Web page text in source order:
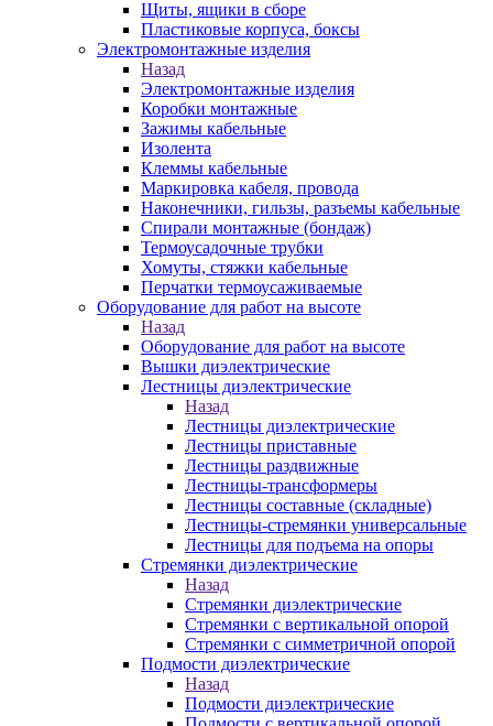
Щиты, ящики в сборе
Пластиковые корпуса, боксы
Электромонтажные изделия
Назад
Электромонтажные изделия
Коробки монтажные
Зажимы кабельные
Изолента
Клеммы кабельные
Маркировка кабеля, провода
Наконечники, гильзы, разъемы кабельные
Спирали монтажные (бондаж)
Термоусадочные трубки
Хомуты, стяжки кабельные
Перчатки термоусаживаемые
Оборудование для работ на высоте
Назад
Оборудование для работ на высоте
Вышки диэлектрические
Лестницы диэлектрические
Назад
Лестницы диэлектрические
Лестницы приставные
Лестницы раздвижные
Лестницы-трансформеры
Лестницы составные (складные)
Лестницы-стремянки универсальные
Лестницы для подъема на опоры
Стремянки диэлектрические
Назад
Стремянки диэлектрические
Стремянки с вертикальной опорой
Стремянки с симметричной опорой
Подмости диэлектрические
Назад
Подмости диэлектрические